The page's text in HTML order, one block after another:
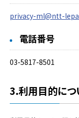
privacy-ml@ntt-
電話番号
03-5817-8501
3.利用目的につ